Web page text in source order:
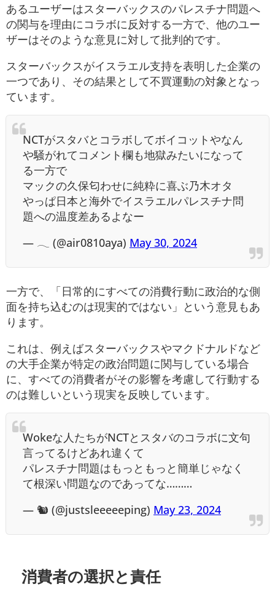
あるユーザーはスターバックスのパレスチナ問題へ
の関与を理由にコラボに反対する一方で、他のユー
ザーはそのような意見に対して批判的です。
スターバックスがイスラエル支持を表明した企業の
一つであり、その結果として不買運動の対象となっ
ています。
NCTがスタバとコラボしてボイコットやなん
や騒がれてコメント欄も地獄みたいになって
る一方で
マックの久保匂わせに純粋に喜ぶ乃木オタ
やっぱ日本と海外でイスラエルパレスチナ問
題への温度差あるよなー
— 𓂃 (@air0810aya) May 30, 2024
一方で、「日常的にすべての消費行動に政治的な側
面を持ち込むのは現実的ではない」という意見もあ
ります。
これは、例えばスターバックスやマクドナルドなど
の大手企業が特定の政治問題に関与している場合
に、すべての消費者がその影響を考慮して行動する
のは難しいという現実を反映しています。
Wokeな人たちがNCTとスタバのコラボに文句
言ってるけどあれ違くて
パレスチナ問題はもっともっと簡単じゃなく
て根深い問題なのであってな………
— 🐿 (@justsleeeeeping) May 23, 2024
消費者の選択と責任